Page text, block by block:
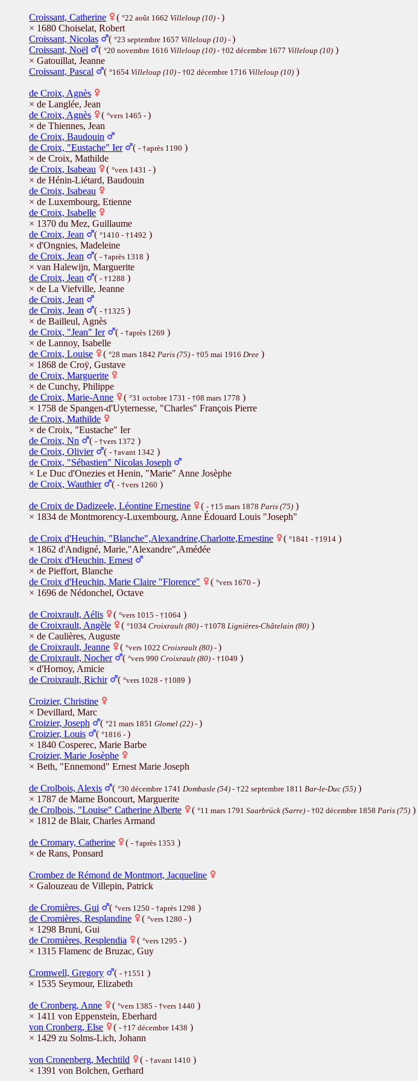
Croissant, Catherine ( °22 août 1662 Villeloup (10) - )
× 1680 Choiselat, Robert
Croissant, Nicolas
( °23 septembre 1657 Villeloup (10) - )
Croissant, Noël
( °20 novembre 1616 Villeloup (10) - †02 décembre 1677 Villeloup (10) )
× Gatouillat, Jeanne
Croissant, Pascal
( °1654 Villeloup (10) - †02 décembre 1716 Villeloup (10) )
de Croix, Agnès
× de Langlée, Jean
de Croix, Agnès
( °vers 1465 - )
× de Thiennes, Jean
de Croix, Baudouin
de Croix, "Eustache" Ier
( - †après 1190 )
× de Croix, Mathilde
de Croix, Isabeau
( °vers 1431 - )
× de Hénin-Liétard, Baudouin
de Croix, Isabeau
× de Luxembourg, Etienne
de Croix, Isabelle
× 1370 du Mez, Guillaume
de Croix, Jean
( °1410 - †1492 )
× d'Ongnies, Madeleine
de Croix, Jean
( - †après 1318 )
× van Halewijn, Marguerite
de Croix, Jean
( - †1288 )
× de La Viefville, Jeanne
de Croix, Jean
de Croix, Jean
( - †1325 )
× de Bailleul, Agnès
de Croix, "Jean" Ier
( - †après 1269 )
× de Lannoy, Isabelle
de Croix, Louise
( °28 mars 1842 Paris (75) - †05 mai 1916 Dree )
× 1868 de Croÿ, Gustave
de Croix, Marguerite
× de Cunchy, Philippe
de Croix, Marie-Anne
( °31 octobre 1731 - †08 mars 1778 )
× 1758 de Spangen-d'Uyternesse, "Charles" François Pierre
de Croix, Mathilde
× de Croix, "Eustache" Ier
de Croix, Nn
( - †vers 1372 )
de Croix, Olivier
( - †avant 1342 )
de Croix, "Sébastien" Nicolas Joseph
× Le Duc d'Onezies et Henin, "Marie" Anne Josèphe
de Croix, Wauthier
( - †vers 1260 )
de Croix de Dadizeele, Léontine Ernestine ( - †15 mars 1878 Paris (75) )
× 1834 de Montmorency-Luxembourg, Anne Édouard Louis "Joseph"
de Croix d'Heuchin, "Blanche",Alexandrine,Charlotte,Ernestine ( °1841 - †1914 )
× 1862 d'Andigné, Marie,"Alexandre",Amédée
de Croix d'Heuchin, Ernest
× de Pieffort, Blanche
de Croix d'Heuchin, Marie Claire "Florence"
( °vers 1670 - )
× 1696 de Nédonchel, Octave
de Croixrault, Aélis ( °vers 1015 - †1064 )
de Croixrault, Angèle
( °1034 Croixrault (80) - †1078 Lignières-Châtelain (80) )
× de Caulières, Auguste
de Croixrault, Jeanne
( °vers 1022 Croixrault (80) - )
de Croixrault, Nocher
( °vers 990 Croixrault (80) - †1049 )
× d'Hornoy, Amicie
de Croixrault, Richir
( °vers 1028 - †1089 )
Croizier, Christine
× Devillard, Marc
Croizier, Joseph
( °21 mars 1851 Glomel (22) - )
Croizier, Louis
( °1816 - )
× 1840 Cosperec, Marie Barbe
Croizier, Marie Josèphe
× Beth, "Ennemond" Ernest Marie Joseph
de Crolbois, Alexis ( °30 décembre 1741 Dombasle (54) - †22 septembre 1811 Bar-le-Duc (55) )
× 1787 de Marne Boncourt, Marguerite
de Crolbois, "Louise" Catherine Alberte
( °11 mars 1791 Saarbrück (Sarre) - †02 décembre 1858 Paris (75) )
× 1812 de Blair, Charles Armand
de Cromary, Catherine ( - †après 1353 )
× de Rans, Ponsard
Crombez de Rémond de Montmort, Jacqueline
× Galouzeau de Villepin, Patrick
de Cromières, Gui ( °vers 1250 - †après 1298 )
de Cromières, Resplandine
( °vers 1280 - )
× 1298 Bruni, Gui
de Cromières, Resplendia
( °vers 1295 - )
× 1315 Flamenc de Bruzac, Guy
Cromwell, Gregory ( - †1551 )
× 1535 Seymour, Elizabeth
de Cronberg, Anne ( °vers 1385 - †vers 1440 )
× 1411 von Eppenstein, Eberhard
von Cronberg, Else
( - †17 décembre 1438 )
× 1429 zu Solms-Lich, Johann
von Cronenberg, Mechtild ( - †avant 1410 )
× 1391 von Bolchen, Gerhard